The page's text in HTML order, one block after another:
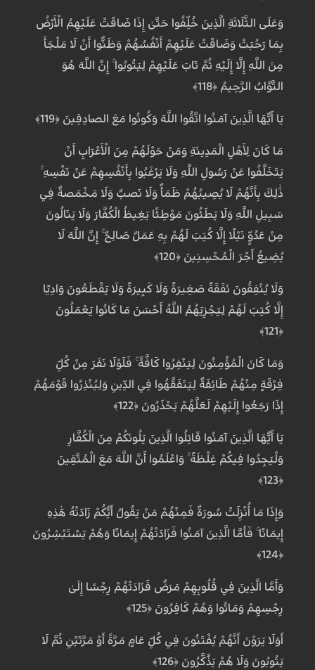
وَعَلَى الثَّلَاثَةِ الَّذِينَ خُلِّفُوا حَتَّىٰ إِذَا ضَاقَتْ عَلَيْهِمُ الْأَرْضُ
بِمَا رَحُبَتْ وَضَاقَتْ عَلَيْهِمْ أَنْفُسُهُمْ وَظَنُّوا أَنْ لَا مَلْجَأَ
مِنَ اللَّهِ إِلَّا إِلَيْهِ ثُمَّ تَابَ عَلَيْهِمْ لِيَتُوبُوا ۚ إِنَّ اللَّهَ هُوَ
التَّوَّابُ الرَّحِيمُ ﴿118﴾
يَا أَيُّهَا الَّذِينَ آمَنُوا اتَّقُوا اللَّهَ وَكُونُوا مَعَ الصَّادِقِينَ ﴿119﴾
مَا كَانَ لِأَهْلِ الْمَدِينَةِ وَمَنْ حَوْلَهُمْ مِنَ الْأَعْرَابِ أَنْ
يَتَخَلَّفُوا عَنْ رَسُولِ اللَّهِ وَلَا يَرْغَبُوا بِأَنْفُسِهِمْ عَنْ نَفْسِهِ ۚ
ذَٰلِكَ بِأَنَّهُمْ لَا يُصِيبُهُمْ ظَمَأٌ وَلَا نَصَبٌ وَلَا مَخْمَصَةٌ فِي
سَبِيلِ اللَّهِ وَلَا يَطَئُونَ مَوْطِئًا يَغِيظُ الْكُفَّارَ وَلَا يَنَالُونَ
مِنْ عَدُوٍّ نَيْلًا إِلَّا كُتِبَ لَهُمْ بِهِ عَمَلٌ صَالِحٌ ۚ إِنَّ اللَّهَ لَا
يُضِيعُ أَجْرَ الْمُحْسِنِينَ ﴿120﴾
وَلَا يُنْفِقُونَ نَفَقَةً صَغِيرَةً وَلَا كَبِيرَةً وَلَا يَقْطَعُونَ وَادِيًا
إِلَّا كُتِبَ لَهُمْ لِيَجْزِيَهُمُ اللَّهُ أَحْسَنَ مَا كَانُوا يَعْمَلُونَ
﴿121﴾
وَمَا كَانَ الْمُؤْمِنُونَ لِيَنْفِرُوا كَافَّةً ۚ فَلَوْلَا نَفَرَ مِنْ كُلِّ
فِرْقَةٍ مِنْهُمْ طَائِفَةٌ لِيَتَفَقَّهُوا فِي الدِّينِ وَلِيُنْذِرُوا قَوْمَهُمْ
إِذَا رَجَعُوا إِلَيْهِمْ لَعَلَّهُمْ يَحْذَرُونَ ﴿122﴾
يَا أَيُّهَا الَّذِينَ آمَنُوا قَاتِلُوا الَّذِينَ يَلُونَكُمْ مِنَ الْكُفَّارِ
وَلْيَجِدُوا فِيكُمْ غِلْظَةً ۚ وَاعْلَمُوا أَنَّ اللَّهَ مَعَ الْمُتَّقِينَ
﴿123﴾
وَإِذَا مَا أُنْزِلَتْ سُورَةٌ فَمِنْهُمْ مَنْ يَقُولُ أَيُّكُمْ زَادَتْهُ هَٰذِهِ
إِيمَانًا ۚ فَأَمَّا الَّذِينَ آمَنُوا فَزَادَتْهُمْ إِيمَانًا وَهُمْ يَسْتَبْشِرُونَ
﴿124﴾
وَأَمَّا الَّذِينَ فِي قُلُوبِهِمْ مَرَضٌ فَزَادَتْهُمْ رِجْسًا إِلَىٰ
رِجْسِهِمْ وَمَاتُوا وَهُمْ كَافِرُونَ ﴿125﴾
أَوَلَا يَرَوْنَ أَنَّهُمْ يُفْتَنُونَ فِي كُلِّ عَامٍ مَرَّةً أَوْ مَرَّتَيْنِ ثُمَّ لَا
يَتُوبُونَ وَلَا هُمْ يَذَّكَّرُونَ ﴿126﴾